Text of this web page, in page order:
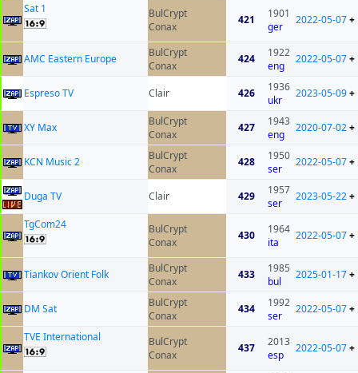
Sat 1
BulCrypt
Conax
421
1901
ger
2022-05-07+
AMC Eastern Europe
BulCrypt
Conax
424
1922
eng
2022-05-07+
Espreso TV Clair 426
1936
ukr
2023-05-09+
XY Max
BulCrypt
Conax
427
1943
eng
2020-07-02+
KCN Music 2
BulCrypt
Conax
428
1950
ser
2022-05-07+
Duga TV Clair 429
1957
ser
2023-05-22+
TgCom24
BulCrypt
Conax
430
1964
ita
2022-05-07+
Tiankov Orient Folk
BulCrypt
Conax
433
1985
bul
2025-01-17+
DM Sat
BulCrypt
Conax
434
1992
ser
2022-05-07+
TVE International
BulCrypt
Conax
437
2013
esp
2022-05-07+